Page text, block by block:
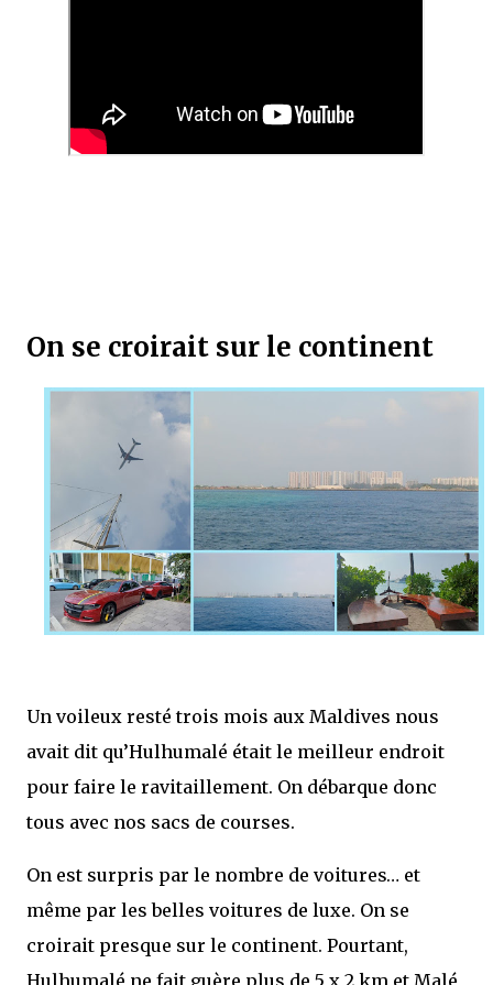
On se croirait sur le continent
Un voileux resté trois mois aux Maldives nous
avait dit qu’Hulhumalé était le meilleur endroit
pour faire le ravitaillement. On débarque donc
tous avec nos sacs de courses.
On est surpris par le nombre de voitures… et
même par les belles voitures de luxe. On se
croirait presque sur le continent. Pourtant,
Hulhumalé ne fait guère plus de 5 x 2 km et Malé,